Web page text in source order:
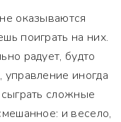
оказываются
поиграть на них.
радует, будто
иногда
сложные
и весело,